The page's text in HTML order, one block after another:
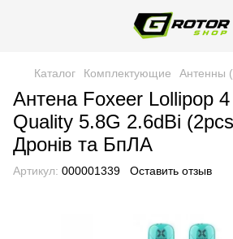
Каталог Комплектующие Антенны
Антена Foxeer Lollipop
Quality 5.8G 2.6dBi
Дронів та БпЛА
Артикул: 000001339 Оставить отзыв